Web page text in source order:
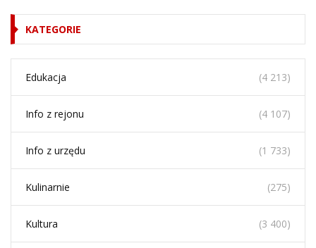
KATEGORIE
Edukacja (4 213)
Info z rejonu (4 107)
Info z urzędu (1 733)
Kulinarnie (275)
Kultura (3 400)